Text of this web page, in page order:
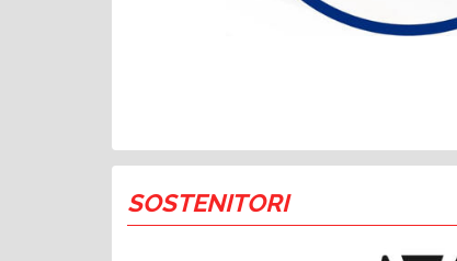
SOSTENITORI